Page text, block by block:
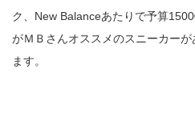
ク、New Balanceあたりで予算
がＭＢさんオススメのスニーカー
ます。